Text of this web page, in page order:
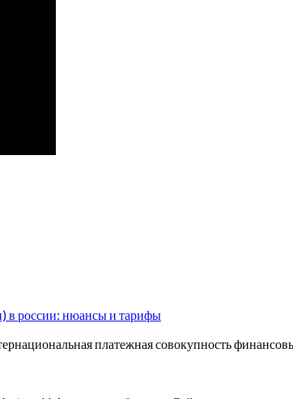
в россии: нюансы и тарифы
платежная совокупность